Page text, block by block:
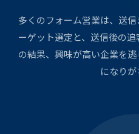
多くのフォーム営業は、送
ーゲット選定と、送信後の
の結果、興味が高い企業を逃
になりが